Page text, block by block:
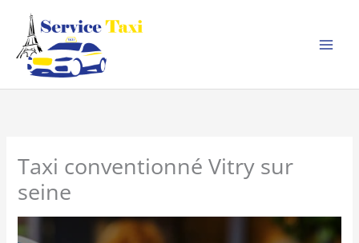
contenu
Taxi conventionné Vitry sur
seine